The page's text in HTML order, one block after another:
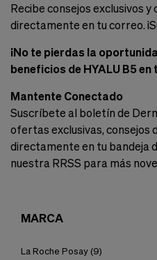
Recibe consejos exclusivos
directamente en tu correo.
¡No te pierdas la
beneficios de HYALU B5
Mantente Conectado
Suscríbete al boletín de
ofertas exclusivas, consejos
directamente en tu bandeja
nuestra RRSS para más
MARCA
La Roche Posay (9)